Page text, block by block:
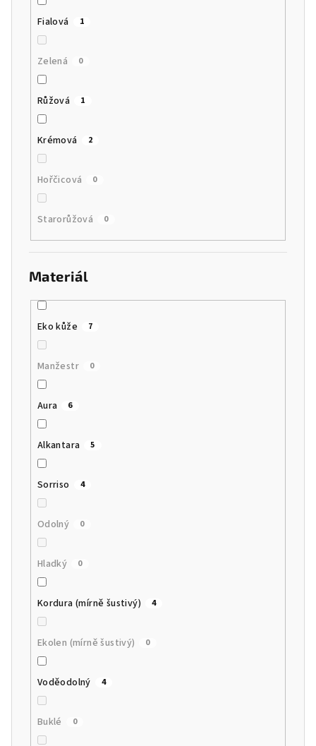
Fialová 1
Zelená 0
Růžová 1
Krémová 2
Hořčicová 0
Starorůžová 0
Materiál
Eko kůže 7
Manžestr 0
Aura 6
Alkantara 5
Sorriso 4
Odolný 0
Hladký 0
Kordura (mírně šustivý) 4
Ekolen (mírně šustivý) 0
Voděodolný 4
Buklé 0